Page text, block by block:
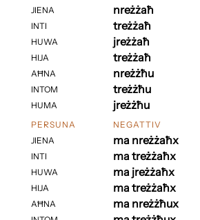
JIENA
INTI
HUWA
HIJA
AĦNA
INTOM
HUMA
nreżżaħ
treżżaħ
jreżżaħ
treżżaħ
nreżżħu
treżżħu
jreżżħu
PERSUNA
JIENA
INTI
HUWA
HIJA
AĦNA
NEGATTIV
ma nreżżaħx
ma treżżaħx
ma jreżżaħx
ma treżżaħx
ma nreżżħux